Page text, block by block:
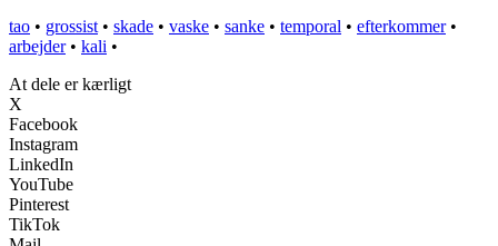
tao • grossist • skade • vaske • sanke • temporal • efterkommer•
arbejder• kali •
At dele er kærligt
X
Facebook
Instagram
LinkedIn
YouTube
Pinterest
TikTok